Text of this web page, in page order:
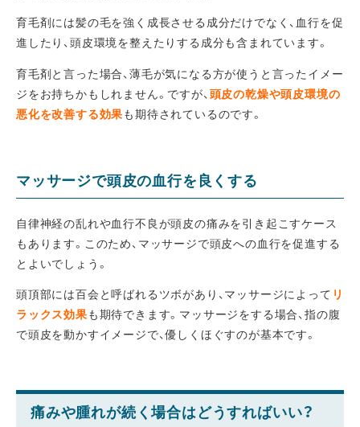
育毛剤には髪の毛を強く成長させる成分だけでなく、血行を促
進したり、頭皮環境を整えたりする成分も含まれています。
育毛剤と言った場合、薄毛が気になる方が使うと言ったイメー
ジをお持ちかもしれません。ですが、 頭皮の乾燥や頭皮環境の
悪化を改善する効果も期待されているのです。
マッサージで頭皮の血行を良くする
自律神経の乱れや血行不良が頭皮の痛みを引き起こすケース
もあります。このため、マッサージで頭皮への血行を促進する
とよいでしょう。
頭頂部には百会と呼ばれるツボがあり、マッサージによって リ
ラックス効果も期待できます。マッサージをする場合、指の腹
で頭皮を動かすイメージで、優しくほぐすのが基本です。
痛みや腫れが続く場合はどうすればいい？